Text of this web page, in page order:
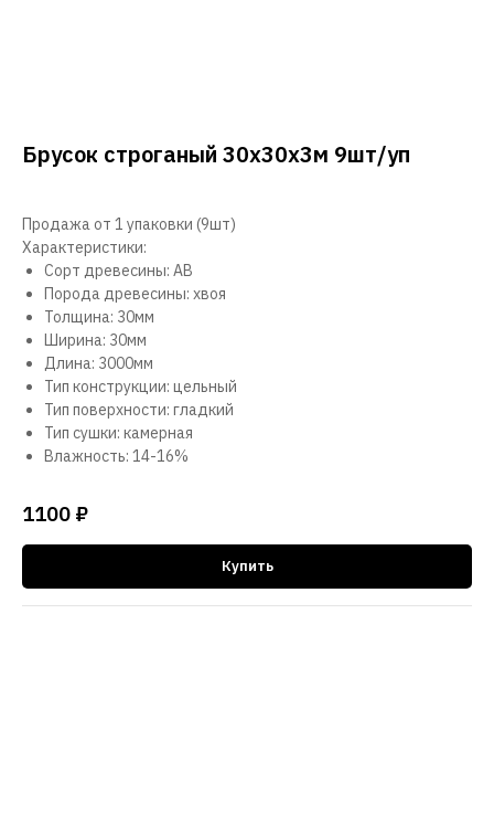
Брусок строганый 30х30х3м 9шт/уп
Продажа от 1 упаковки (9шт)
Характеристики:
Сорт древесины: АВ
Порода древесины: хвоя
Толщина: 30мм
Ширина: 30мм
Длина: 3000мм
Тип конструкции: цельный
Тип поверхности: гладкий
Тип сушки: камерная
Влажность: 14-16%
1100 ₽
Купить